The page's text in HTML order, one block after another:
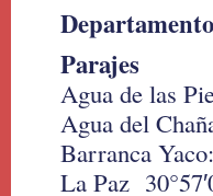
Parajes
Agua de las
Agua del
Barranca
La Paz